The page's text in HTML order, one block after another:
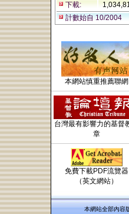
下載:
計數始自 10/2004
本網站慎重推薦聯網
台灣最有影響力的基督
章
免費下載PDF流覽器
（英文網站）
本網站全部內容